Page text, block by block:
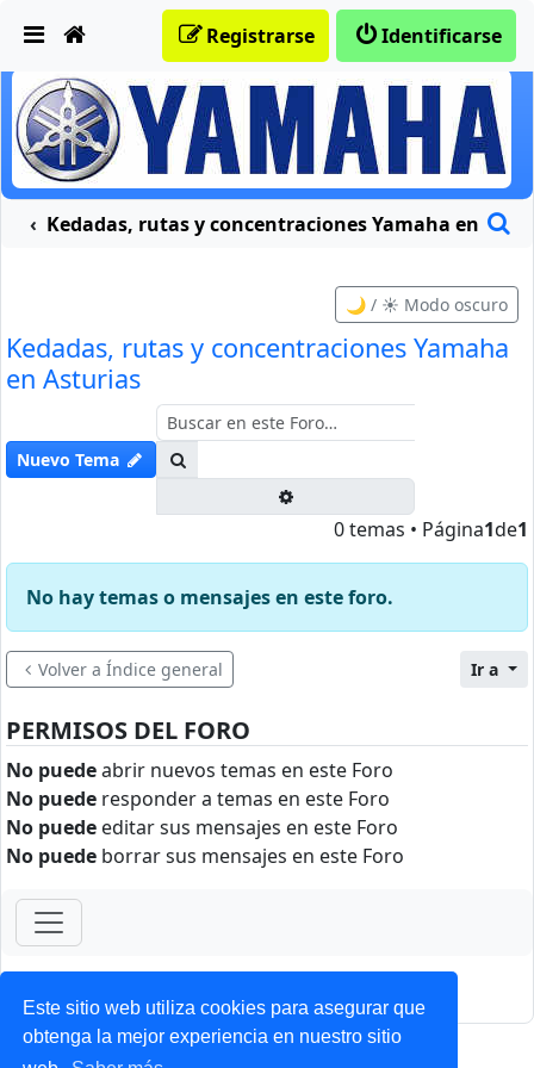
Este sitio web utiliza cookies para asegurar que
obtenga la mejor experiencia en nuestro sitio
Identificarse
Registrarse
moteras
Kedadas, rutas y concentraciones Yamaha en
🌙 / ☀️ Modo oscuro
Kedadas, rutas y concentraciones Yamaha
en Asturias
Nuevo Tema
0 temas • Página1de1
No hay temas o mensajes en este foro.
Volver a Índice general Ir a
PERMISOS DEL FORO
No puedeabrir nuevos temas en este Foro
No puede responder a temas en este Foro
No puede editar sus mensajes en este Foro
No puede borrar sus mensajes en este Foro
ForoClub 2025
Privacidad| Condiciones